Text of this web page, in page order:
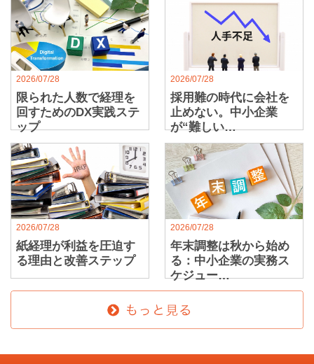
2026/07/28
限られた人数で経理を
回すためのDX実践ステ
ップ
2026/07/28
採用難の時代に会社を
止めない。中小企業
が“難しい…
2026/07/28
紙経理が利益を圧迫す
る理由と改善ステップ
2026/07/28
年末調整は秋から始め
る：中小企業の実務ス
ケジュー…